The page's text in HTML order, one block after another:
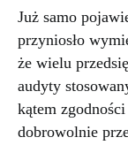
Już samo
przyniosło
że wielu
audyty
kątem
dobrowolnie